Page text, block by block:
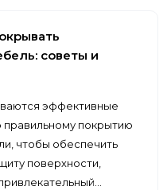
советы и
эффективные
покрытию
чтобы обеспечить
поверхности,